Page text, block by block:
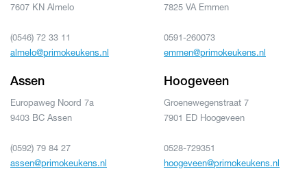
7607 KN Almelo
(0546) 72 33 11
almelo@primokeukens.nl
7825 VA Emmen
0591-260073
emmen@primokeukens.nl
Assen
Europaweg Noord 7a
9403 BC Assen
(0592) 79 84 27
assen@primokeukens.nl
Hoogeveen
Groenewegenstraat 7
7901 ED Hoogeveen
0528-729351
hoogeveen@primokeukens.nl